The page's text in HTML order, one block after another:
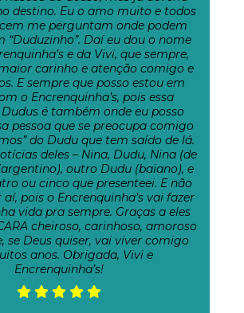
destino. Eu o amo muito e todos
me perguntam onde podem
“Duduzinho”. Daí eu dou o nome
e da Vivi, que sempre,
carinho e atenção comigo e
E sempre que posso estou em
o Encrenquinha’s, pois essa
Dudus é também onde eu posso
pessoa que se preocupa comigo
do Dudu que tem saído de lá.
deles – Nina, Dudu, Nina (de
outro Dudu (baiano), e
ou cinco que presenteei. E não
pois o Encrenquinha’s vai fazer
vida pra sempre. Graças a eles
cheiroso, carinhoso, amoroso
se Deus quiser, vai viver comigo
anos. Obrigada, Vivi e
Encrenquinha’s!